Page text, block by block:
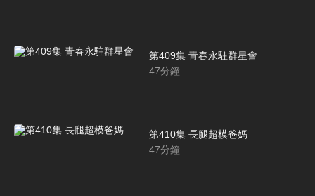
第409集 青春永駐群星會
47分鐘
第410集 長腿超模爸媽
47分鐘